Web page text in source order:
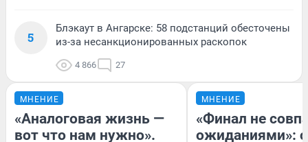
5
Блэкаут в Ангарске: 58 подстанций обесточены
из-за несанкционированных раскопок
4 866 27
МНЕНИЕ
«Аналоговая жизнь —
вот что нам нужно».
МНЕНИЕ
«Финал не
ожиданиями»: